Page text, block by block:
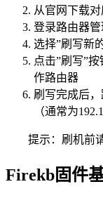
从官网下载
登录路由器
选择”刷写新
点击”刷写”
作路由器
刷写完成后
（通常为
提示：刷机前
Firekb固件